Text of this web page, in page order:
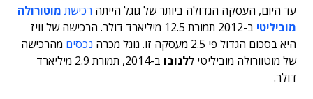
עד היום, העסקה הגדולה ביותר של גוגל הייתה רכישת מוטורולה
מוביליטי
ב-2012 תמורת 12.5 מיליארד דולר. הרכישה של וויז
היא בסכום הגדול פי 2.5 מעסקה זו. גוגל מכרה
נכסים מהרכישה
של מוטוורולה מוביליטי ללנובו
ב-2014, תמורת 2.9 מיליארד
דולר.